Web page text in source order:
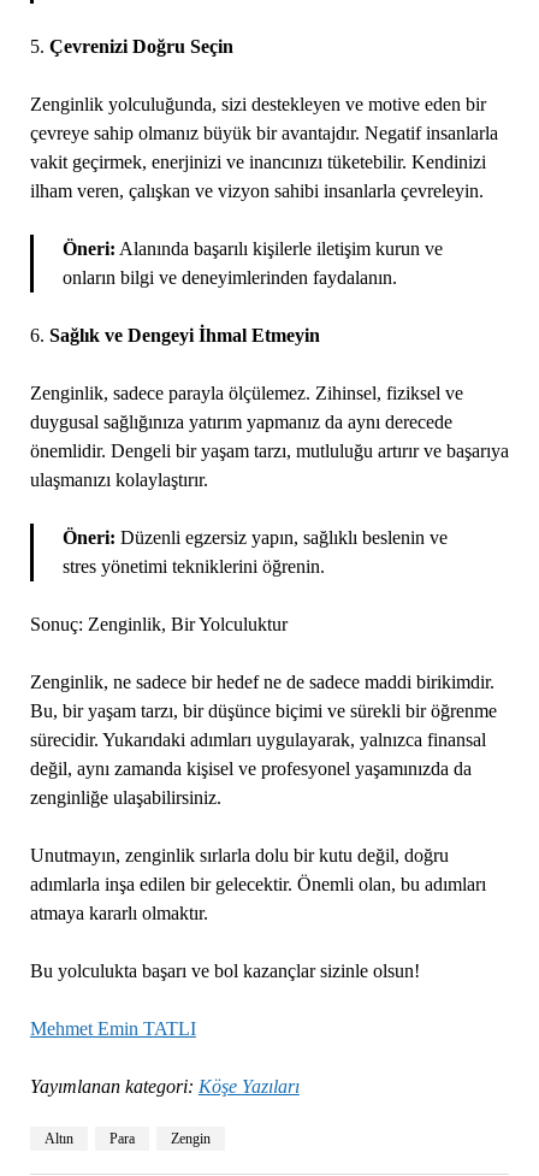
5. Çevrenizi Doğru Seçin
Zenginlik yolculuğunda, sizi destekleyen ve motive eden bir
çevreye sahip olmanız büyük bir avantajdır. Negatif insanlarla
vakit geçirmek, enerjinizi ve inancınızı tüketebilir. Kendinizi
ilham veren, çalışkan ve vizyon sahibi insanlarla çevreleyin.
Öneri: Alanında başarılı kişilerle iletişim kurun ve
onların bilgi ve deneyimlerinden faydalanın.
6. Sağlık ve Dengeyi İhmal Etmeyin
Zenginlik, sadece parayla ölçülemez. Zihinsel, fiziksel ve
duygusal sağlığınıza yatırım yapmanız da aynı derecede
önemlidir. Dengeli bir yaşam tarzı, mutluluğu artırır ve başarıya
ulaşmanızı kolaylaştırır.
Öneri: Düzenli egzersiz yapın, sağlıklı beslenin ve
stres yönetimi tekniklerini öğrenin.
Sonuç: Zenginlik, Bir Yolculuktur
Zenginlik, ne sadece bir hedef ne de sadece maddi birikimdir.
Bu, bir yaşam tarzı, bir düşünce biçimi ve sürekli bir öğrenme
sürecidir. Yukarıdaki adımları uygulayarak, yalnızca finansal
değil, aynı zamanda kişisel ve profesyonel yaşamınızda da
zenginliğe ulaşabilirsiniz.
Unutmayın, zenginlik sırlarla dolu bir kutu değil, doğru
adımlarla inşa edilen bir gelecektir. Önemli olan, bu adımları
atmaya kararlı olmaktır.
Bu yolculukta başarı ve bol kazançlar sizinle olsun!
Mehmet Emin TATLI
Yayımlanan kategori: Köşe Yazıları
Altın Para Zengin